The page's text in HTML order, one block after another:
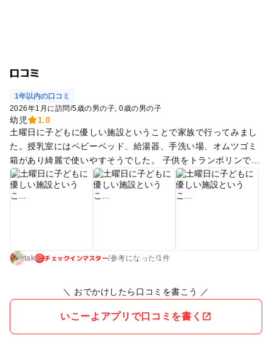
口コミ
1年以内の口コミ
2026年1月に訪問/5歳の男の子 0歳の男の子
幼児
1.0
土曜日に子どもに優しい施設ということで家族で行ってみまし
た。授乳室にはベビーベッド、給湯器、手洗い場、オムツゴミ
箱があり綺麗で使いやすそうでした。 子供をトランポリンで遊
ばせながら大人はサウナを楽しめるという目玉スポットは、コ
ンセプトはいいと思ったのですが、トランポリンは子供5人が
乗れるほどの大きさで、そこまで大きくありませんでした💦ま
ールプールや絵本がありました。 4-5畳の小さな部屋で、4組の
した。5歳の子はトランポリンによろこんでいましたが、温泉
施設にはここしか遊べる場所がなく、30分で飽きてしまい、0
歳の子はキッズルームが狭くに入れなかったのでずっと抱っこ
の状態でした。館内は素足（靴下をはきました）でスリッパ無
tak チェックインマスター/参考になった!1件
＼ おでかけしたら口コミを書こう ／
いこーよアプリで口コミを書く